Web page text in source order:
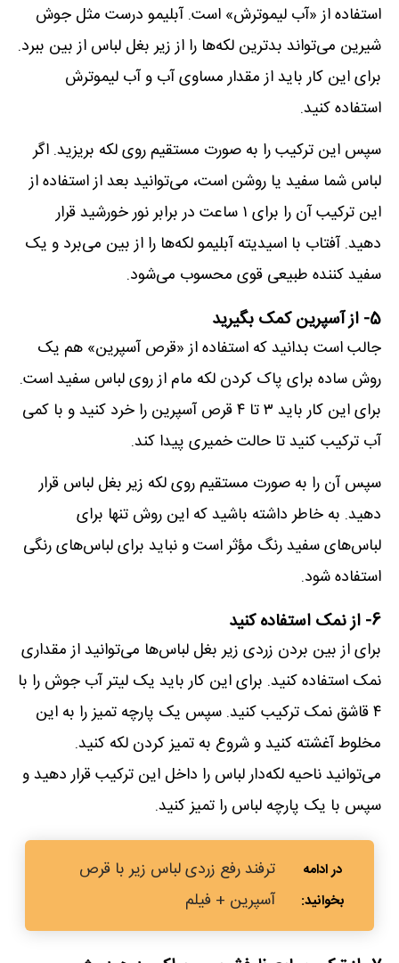
استفاده از «آب لیموترش» است. آبلیمو درست مثل جوش
شیرین می‌تواند بدترین لکه‌ها را از زیر بغل لباس از بین ببرد.
برای این کار باید از مقدار مساوی آب و آب لیموترش
استفاده کنید.
سپس این ترکیب را به صورت مستقیم روی لکه بریزید. اگر
لباس شما سفید یا روشن است، می‌توانید بعد از استفاده از
این ترکیب آن را برای ۱ ساعت در برابر نور خورشید قرار
دهید. آفتاب با اسیدیته آبلیمو لکه‌ها را از بین می‌برد و یک
سفید کننده طبیعی قوی محسوب می‌شود.
5- از آسپرین کمک بگیرید
جالب است بدانید که استفاده از «قرص آسپرین» هم یک
روش ساده برای پاک کردن لکه مام از روی لباس سفید است.
برای این کار باید ۳ تا ۴ قرص آسپرین را خرد کنید و با کمی
آب ترکیب کنید تا حالت خمیری پیدا کند.
سپس آن را به صورت مستقیم روی لکه زیر بغل لباس قرار
دهید. به خاطر داشته باشید که این روش تنها برای
لباس‌های سفید رنگ مؤثر است و نباید برای لباس‌های رنگی
استفاده شود.
6- از نمک استفاده کنید
برای از بین بردن زردی زیر بغل لباس‌ها می‌توانید از مقداری
نمک استفاده کنید. برای این کار باید یک لیتر آب جوش را با
۴ قاشق نمک ترکیب کنید. سپس یک پارچه تمیز را به این
مخلوط آغشته کنید و شروع به تمیز کردن لکه کنید.
می‌توانید ناحیه لکه‌دار لباس را داخل این ترکیب قرار دهید و
سپس با یک پارچه لباس را تمیز کنید.
ترفند رفع زردی لباس زیر با قرص
آسپرین + فیلم